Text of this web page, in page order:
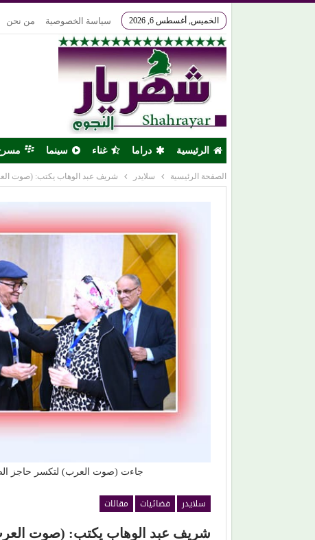
الخميس, أغسطس 6, 2026 سياسة الخصوصية من نحن
الرئيسية دراما غناء سينما
الصفحة الرئيسية سلايدر شريف عبد الوهاب يكتب: (صوت
جاءت (صوت العرب) لتكسر حاجز
سلايدر فضائيات
مقالات
شريف عبد الوهاب يكتب: (صوت
(لطيفة) تكتب فصلًا جديدًا من
تتربع على عرش (أنغامي)